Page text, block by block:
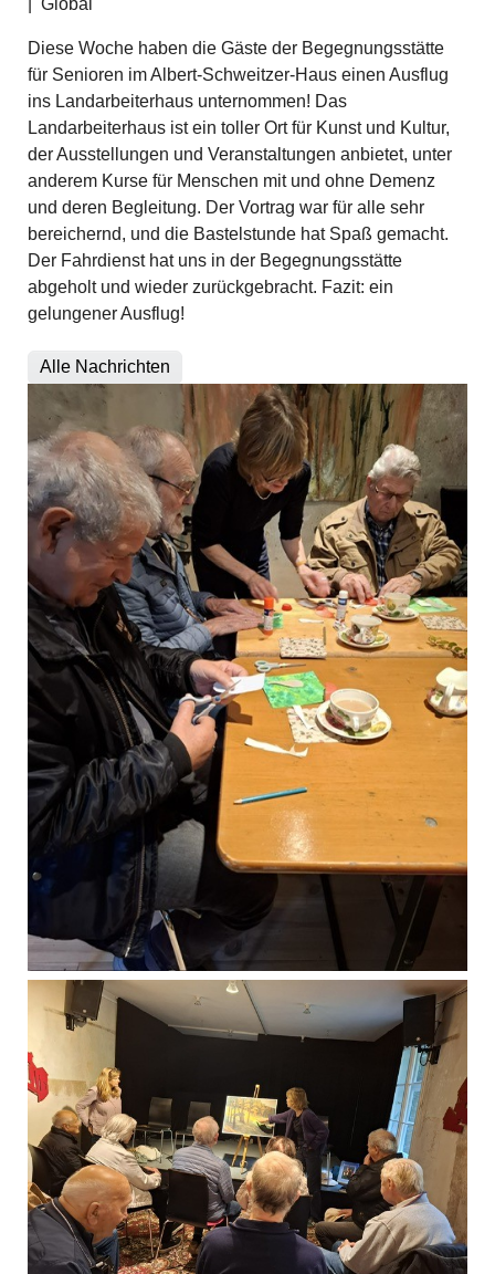
Global
Diese Woche haben die Gäste der Begegnungsstätte
für Senioren im Albert-Schweitzer-Haus einen Ausflug
ins Landarbeiterhaus unternommen! Das
Landarbeiterhaus ist ein toller Ort für Kunst und Kultur,
der Ausstellungen und Veranstaltungen anbietet, unter
anderem Kurse für Menschen mit und ohne Demenz
und deren Begleitung. Der Vortrag war für alle sehr
bereichernd, und die Bastelstunde hat Spaß gemacht.
Der Fahrdienst hat uns in der Begegnungsstätte
abgeholt und wieder zurückgebracht. Fazit: ein
gelungener Ausflug!
Alle Nachrichten